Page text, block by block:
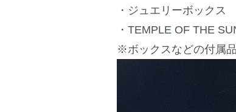
・ジュエリーボックス
・TEMPLE OF THE
※ボックスなどの付属